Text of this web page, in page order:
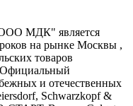
МДК" является
на рынке Москвы ,
товаров
Официальный
и отечественных
Schwarzkopf &